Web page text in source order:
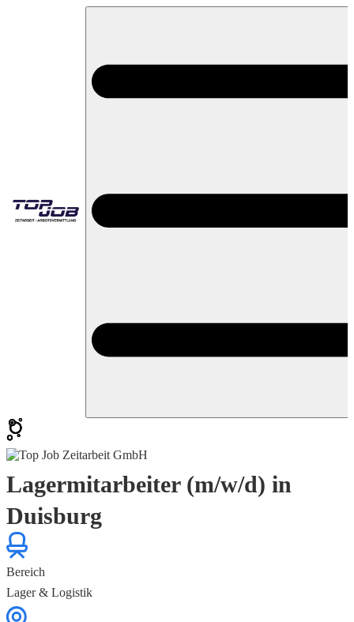
Lagermitarbeiter (m/w/d) in
Duisburg
Bereich
Lager & Logistik